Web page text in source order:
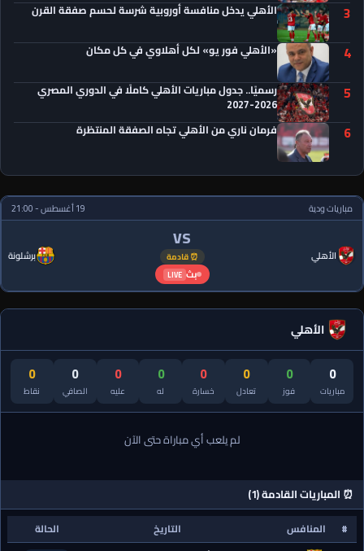
3 الأهلي يدخل منافسة أوروبية شرسة لحسم صفقة القرن
4 «الأهلي فور يو» لكل أهلاوي في كل مكان
5 رسميًا.. جدول مباريات الأهلي كاملًا في الدوري المصري
2026-2027
6 فرمان ناري من الأهلي تجاه الصفقة المنتظرة
مباريات ودية 19 أغسطس - 21:00
الأهلي
VS
⏰ قادمة
بث LIVE
برشلونة
الأهلي
0
مباريات
0
فوز
0
تعادل
0
خسارة
0
له
0
عليه
0
الصافي
0
نقاط
لم يلعب أي مباراة حتى الآن
⏰ المباريات القادمة (1)
# المنافس التاريخ
الحالة